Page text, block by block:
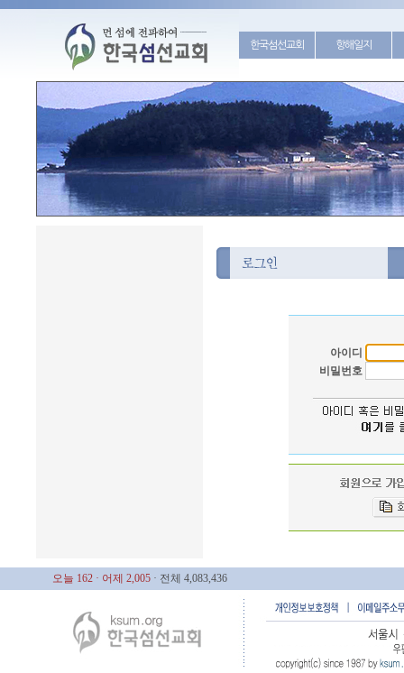
한국섬선교회 항해일지
아이디
비밀번호
오늘 162 · 어제 2,005 · 전체 4,083,436